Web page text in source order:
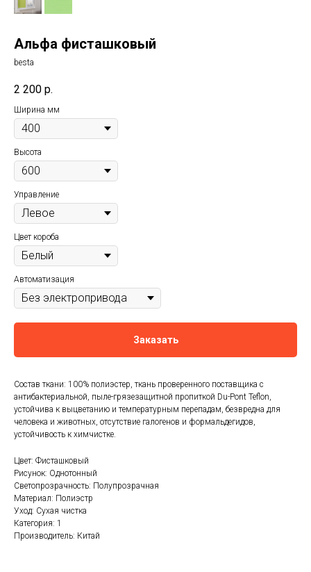
Альфа фисташковый
besta
2 200 р.
Ширина мм
Высота
Управление
Цвет короба
Автоматизация
Заказать
Состав ткани: 100% полиэстер, ткань проверенного поставщика с
антибактериальной, пыле-грязезащитной пропиткой Du-Pont Teflon,
устойчива к выцветанию и температурным перепадам, безвредна для
человека и животных, отсутствие галогенов и формальдегидов,
устойчивость к химчистке.
Цвет: Фисташковый
Рисунок: Однотонный
Светопрозрачность: Полупрозрачная
Материал: Полиэстр
Уход: Сухая чистка
Категория: 1
Производитель: Китай